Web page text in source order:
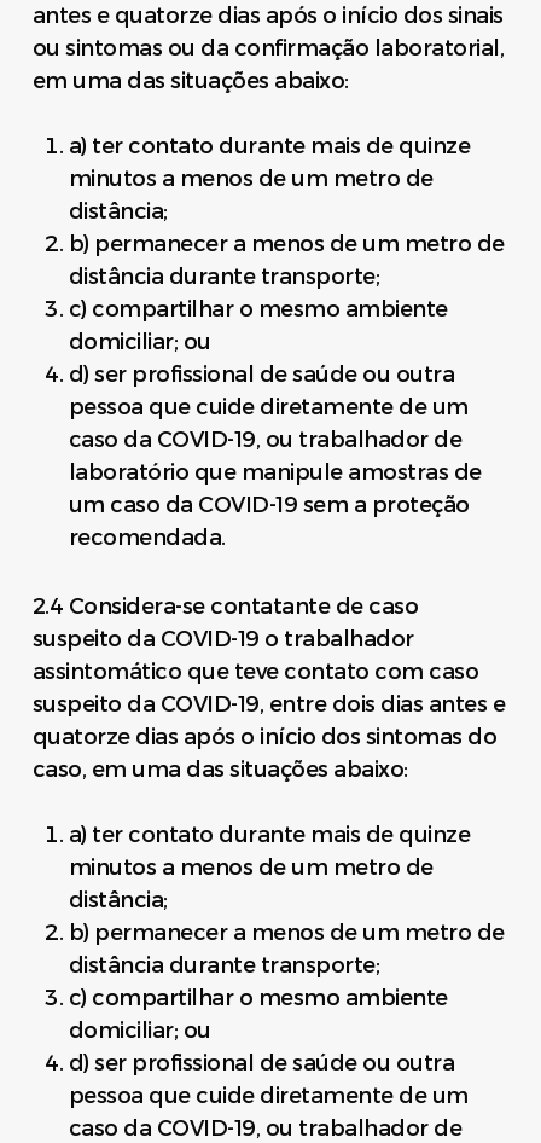
antes e quatorze dias após o início dos sinais
ou sintomas ou da confirmação laboratorial,
em uma das situações abaixo:
a) ter contato durante mais de quinze
minutos a menos de um metro de
distância;
b) permanecer a menos de um metro de
distância durante transporte;
c) compartilhar o mesmo ambiente
domiciliar; ou
d) ser profissional de saúde ou outra
pessoa que cuide diretamente de um
caso da COVID-19, ou trabalhador de
laboratório que manipule amostras de
um caso da COVID-19 sem a proteção
recomendada.
2.4 Considera-se contatante de caso
suspeito da COVID-19 o trabalhador
assintomático que teve contato com caso
suspeito da COVID-19, entre dois dias antes e
quatorze dias após o início dos sintomas do
caso, em uma das situações abaixo:
a) ter contato durante mais de quinze
minutos a menos de um metro de
distância;
b) permanecer a menos de um metro de
distância durante transporte;
c) compartilhar o mesmo ambiente
domiciliar; ou
d) ser profissional de saúde ou outra
pessoa que cuide diretamente de um
caso da COVID-19, ou trabalhador de